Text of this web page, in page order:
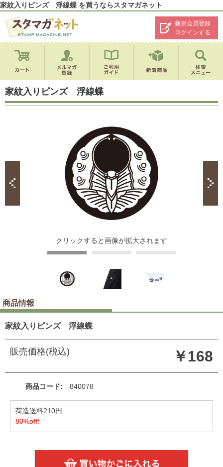
家紋入りピンズ 浮線蝶 を買うならスタマガネット
新規会員登録
ログインする
家紋入りピンズ 浮線蝶
クリックすると画像が拡大されます
商品情報
家紋入りピンズ 浮線蝶
販売価格(税込) ￥168
商品コード 840078
荷造送料210円
80%off!